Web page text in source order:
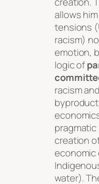
allows
tensions
racism)
emotion,
logic of
racism
creation
water).